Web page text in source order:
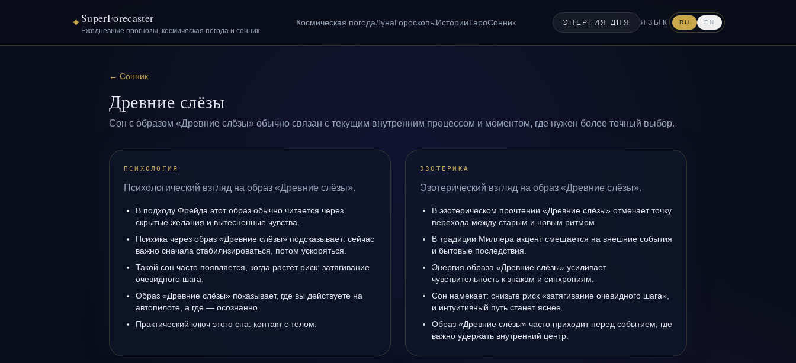
✦SuperForecaster
Ежедневные прогнозы, космическая погода и сонник
Космическая погодаЛунаГороскопыИсторииТароСонник ЭНЕРГИЯ ДНЯ ЯЗЫК RU EN
← Сонник
Древние слёзы
Сон с образом «Древние слёзы» обычно связан с текущим внутренним процессом и моментом, где нужен более точный выбор.
ПСИХОЛОГИЯ
Психологический взгляд на образ «Древние слёзы».
В подходу Фрейда этот образ обычно читается через
скрытые желания и вытесненные чувства.
Психика через образ «Древние слёзы» подсказывает: сейчас
важно сначала стабилизироваться, потом ускоряться.
Такой сон часто появляется, когда растёт риск: затягивание
очевидного шага.
Образ «Древние слёзы» показывает, где вы действуете на
автопилоте, а где — осознанно.
Практический ключ этого сна: контакт с телом.
ЭЗОТЕРИКА
Эзотерический взгляд на образ «Древние слёзы».
В эзотерическом прочтении «Древние слёзы» отмечает точку
перехода между старым и новым ритмом.
В традиции Миллера акцент смещается на внешние события
и бытовые последствия.
Энергия образа «Древние слёзы» усиливает
чувствительность к знакам и синхрониям.
Сон намекает: снизьте риск «затягивание очевидного шага»,
и интуитивный путь станет яснее.
Образ «Древние слёзы» часто приходит перед событием, где
важно удержать внутренний центр.